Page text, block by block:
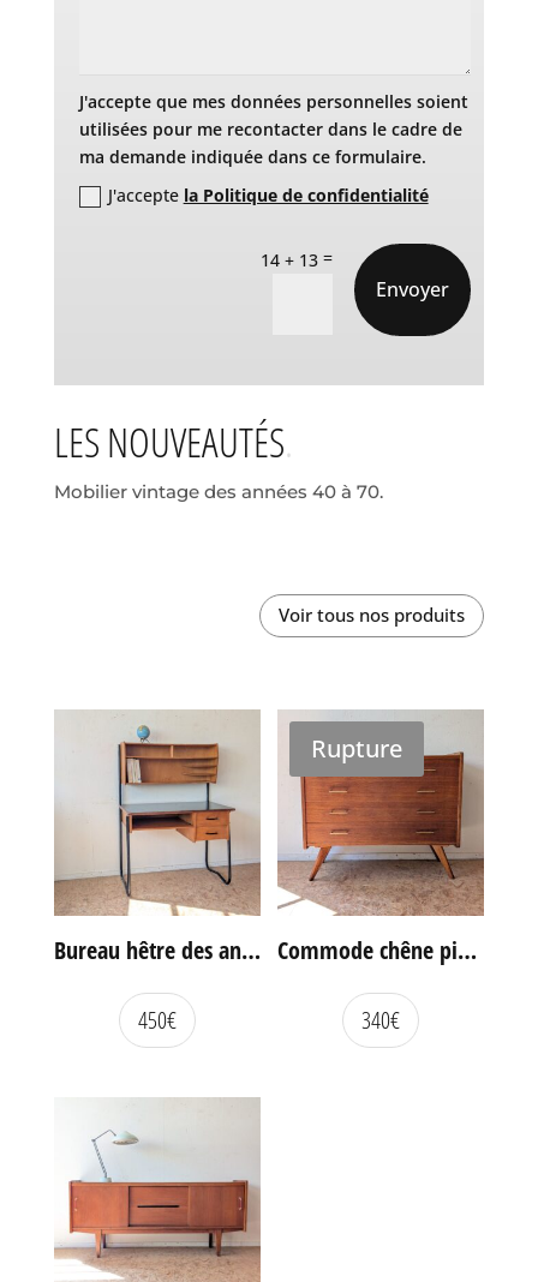
J'accepte que mes données personnelles soient
utilisées pour me recontacter dans le cadre de
ma demande indiquée dans ce formulaire.
J'accepte la Politique de confidentialité
14 + 13 =
Envoyer
LES NOUVEAUTÉS
Mobilier vintage des années 40 à 70.
Voir tous nos produits
Bureau hêtre des années 60
450€
Rupture
Commode chêne pieds compas vintage
340€